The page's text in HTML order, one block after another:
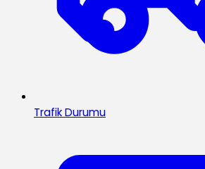
Trafik Durumu